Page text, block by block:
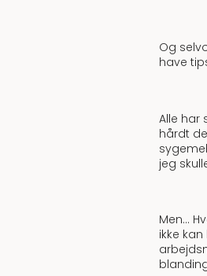
Og
have
Alle har
hårdt
jeg
Men…
ikke